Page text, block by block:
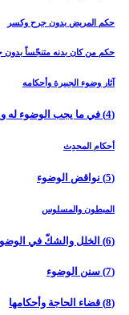
حكم المريض بدون جرح وكسر
حكم من كان بدنه متنجّساً بدون
آثار وضوء الجبيرة وأحكامه
(4) في ما يجب الوضوء له ويستحبّ‏
أحكام المحدِث
(5) نواقض الوضوء
المبطون والمسلوس
(6) الخلل والشكّ في الوضوء
(7) سنن الوضوء
(8) قضاء الحاجة وأحكامها